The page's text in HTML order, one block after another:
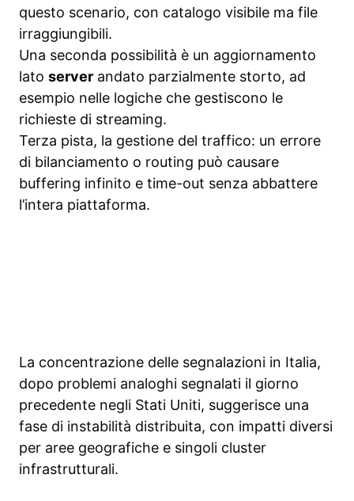
questo scenario, con catalogo visibile ma file
irraggiungibili.
Una seconda possibilità è un aggiornamento
lato server andato parzialmente storto, ad
esempio nelle logiche che gestiscono le
richieste di streaming.
Terza pista, la gestione del traffico: un errore
di bilanciamento o routing può causare
buffering infinito e time-out senza abbattere
l’intera piattaforma.
La concentrazione delle segnalazioni in Italia,
dopo problemi analoghi segnalati il giorno
precedente negli Stati Uniti, suggerisce una
fase di instabilità distribuita, con impatti diversi
per aree geografiche e singoli cluster
infrastrutturali.